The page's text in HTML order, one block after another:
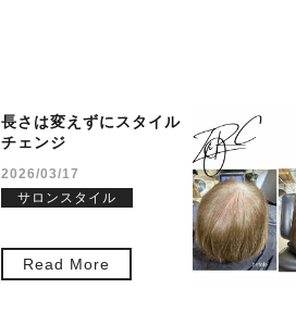
長さは変えずにスタイル
チェンジ
2026/03/17
サロンスタイル
Read More